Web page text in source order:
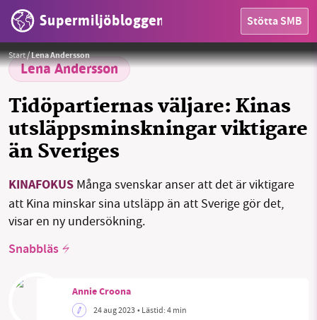
Supermiljöbloggen Stötta SMB
HEM
OMRÅDEN
MILJÖFAKTA
OM OSS
Sök Sparade inlägg Tipsa oss
Start/Lena Andersson
Lena Andersson
Tidöpartiernas väljare: Kinas
utsläppsminskningar viktigare
än Sveriges
KINAFOKUS Många svenskar anser att det är viktigare
att Kina minskar sina utsläpp än att Sverige gör det,
visar en ny undersökning.
Snabbläs
Annie Croona
24 aug 2023• Lästid:4 min
Diego Jimenez/Unsplash